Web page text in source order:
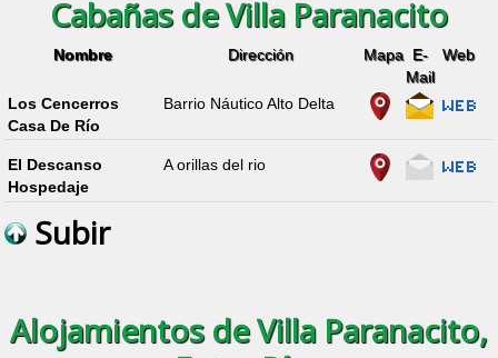
Cabañas de Villa Paranacito
Nombre Dirección Mapa E-
Mail
Web
Los Cencerros
Casa De Río
Barrio Náutico Alto Delta
El Descanso
Hospedaje
A orillas del rio
Subir
Alojamientos de Villa Paranacito,